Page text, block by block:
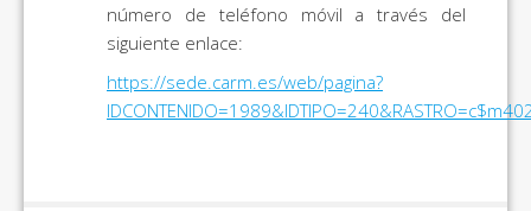
número de teléfono móvil a través del
siguiente enlace:
https://sede.carm.es/web/pagina?